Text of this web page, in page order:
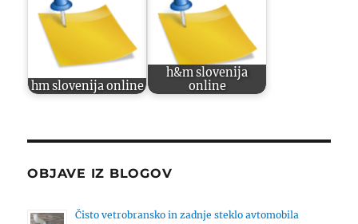
hm slovenija online
h&m slovenija
online
OBJAVE IZ BLOGOV
Čisto vetrobransko in zadnje steklo avtomobila